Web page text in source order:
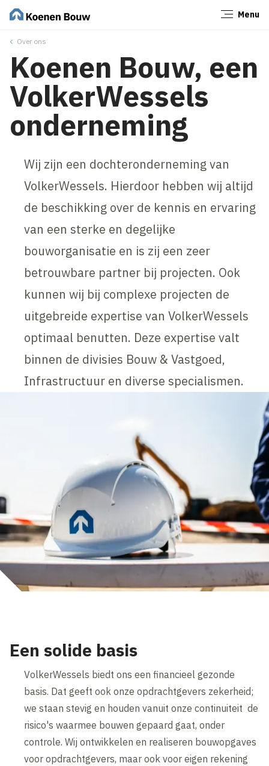
Menu
Over ons
Koenen Bouw, een
VolkerWessels
onderneming
Wij zijn een dochteronderneming van
VolkerWessels. Hierdoor hebben wij altijd
de beschikking over de kennis en ervaring
van een sterke en degelijke
bouworganisatie en is zij een zeer
betrouwbare partner bij projecten. Ook
kunnen wij bij complexe projecten de
uitgebreide expertise van VolkerWessels
optimaal benutten. Deze expertise valt
binnen de divisies Bouw & Vastgoed,
Infrastructuur en diverse specialismen.
Een solide basis
VolkerWessels biedt ons een financieel gezonde
basis. Dat geeft ook onze opdrachtgevers zekerheid;
we staan stevig en houden vanuit onze continuiteit de
risico's waarmee bouwen gepaard gaat, onder
controle. Wij ontwikkelen en realiseren bouwopgaves
voor opdrachtgevers, maar ook voor eigen rekening
Sluiten